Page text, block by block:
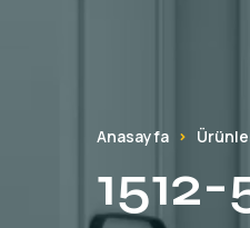
Anasayfa
1512-